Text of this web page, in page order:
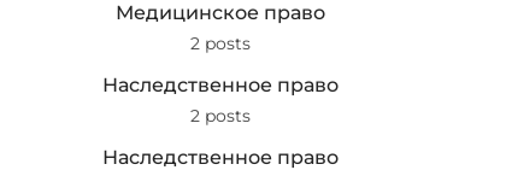
Медицинское право
2 posts
Наследственное право
2 posts
Наследственное право